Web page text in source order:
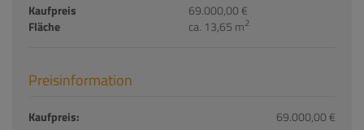
Kaufpreis
69.000,00 €
Fläche
ca. 13,65 m2
Preisinformation
Kaufpreis:
69.000,00 €